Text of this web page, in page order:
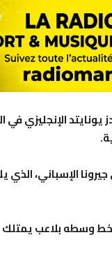
يونايتد الإنجليزي
الإسباني، الذي
خط وسطه بلاعب يمتلك